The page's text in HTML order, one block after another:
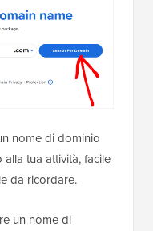
nome di dominio
tua attività, facile
da ricordare.
un nome di